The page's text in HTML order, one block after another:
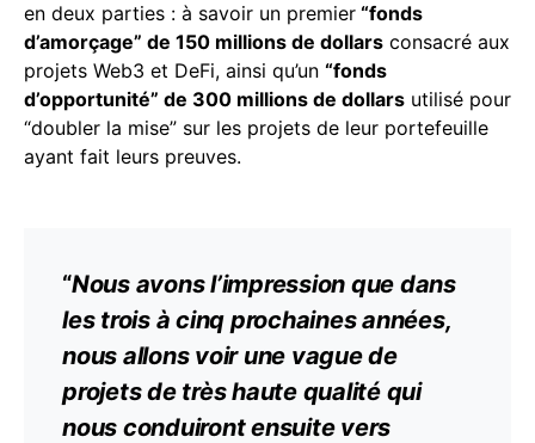
en deux parties : à savoir un premier “fonds
d’amorçage” de 150 millions de dollars consacré aux
projets Web3 et DeFi, ainsi qu’un “fonds
d’opportunité” de 300 millions de dollars utilisé pour
“doubler la mise” sur les projets de leur portefeuille
ayant fait leurs preuves.
“Nous avons l’impression que dans
les trois à cinq prochaines années,
nous allons voir une vague de
projets de très haute qualité qui
nous conduiront ensuite vers